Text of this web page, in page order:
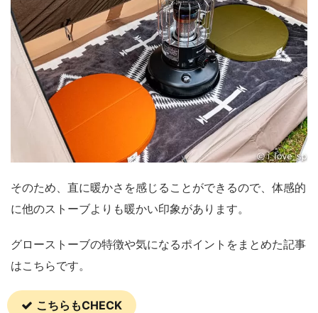
そのため、直に暖かさを感じることができるので、体感的
に他のストーブよりも暖かい印象があります。
グローストーブの特徴や気になるポイントをまとめた記事
はこちらです。
こちらもCHECK